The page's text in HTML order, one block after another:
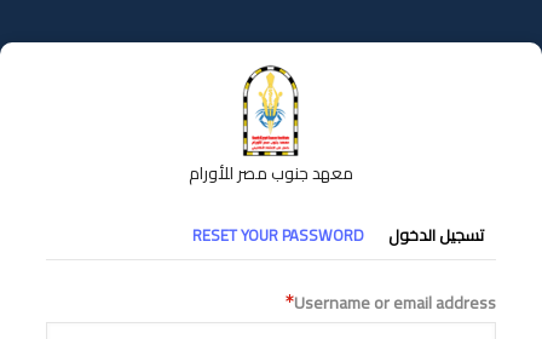
إلى
المحتوى
معهد جنوب مصر للأورام
التبويبات
الأساسية
تسجيل الدخول RESET YOUR PASSWORD
Username or email address